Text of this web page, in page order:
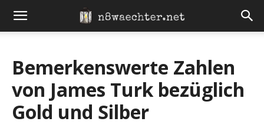
Bemerkenswerte Zahlen
von James Turk bezüglich
Gold und Silber